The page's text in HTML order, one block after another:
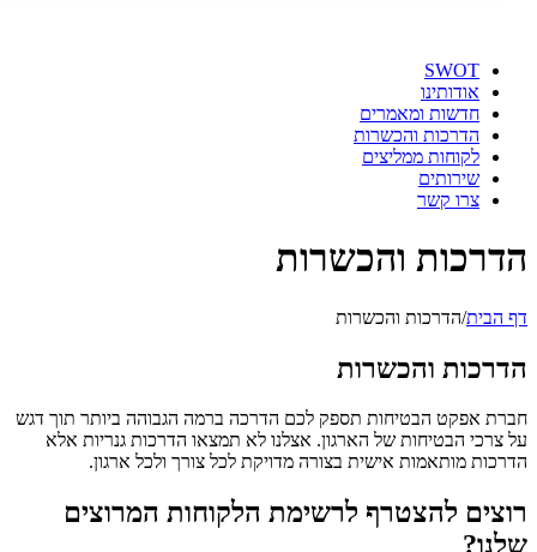
SWOT
אודותינו
חדשות ומאמרים
הדרכות והכשרות
לקוחות ממליצים
שירותים
צרו קשר
הדרכות והכשרות
דף הבית/הדרכות והכשרות
הדרכות והכשרות
חברת אפקט הבטיחות תספק לכם הדרכה ברמה הגבוהה ביותר תוך דגש
על צרכי הבטיחות של הארגון. אצלנו לא תמצאו הדרכות גנריות אלא
הדרכות מותאמות אישית בצורה מדויקת לכל צורך ולכל ארגון.
רוצים להצטרף לרשימת הלקוחות המרוצים
שלנו?